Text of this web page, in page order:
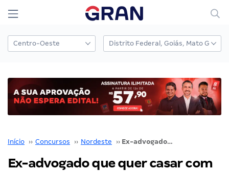
Início ›› Concursos ›› Nordeste ›› Ex-advogado que quer casar com seu laptop dá trabalho à Justiça nos EUA
Ex-advogado que quer casar com